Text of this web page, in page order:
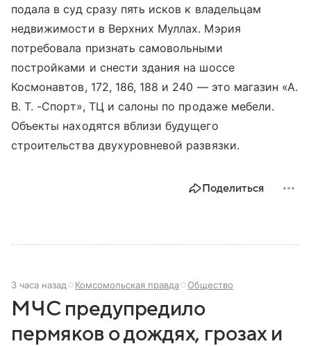
подала в суд сразу пять исков к владельцам
недвижимости в Верхних Муллах. Мэрия
потребовала признать самовольными
постройками и снести здания на шоссе
Космонавтов, 172, 186, 188 и 240 — это магазин «А.
В. Т. -Спорт», ТЦ и салоны по продаже мебели.
Объекты находятся вблизи будущего
строительства двухуровневой развязки.
Поделиться
3 часа назад Комсомольская правда Общество
МЧС предупредило
пермяков о дождях, грозах и